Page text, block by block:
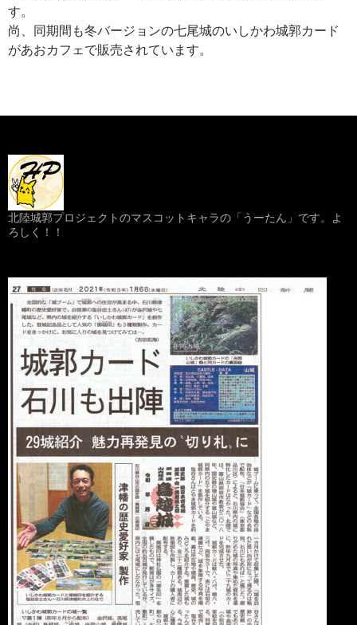
す。
尚、同期間も冬バージョンの七尾城のいしかわ城郭カード
があおカフェで販売されています。
北陸城郭プロジェクトのマスコットキャラの「うーたん」です。よ
ろしく！！